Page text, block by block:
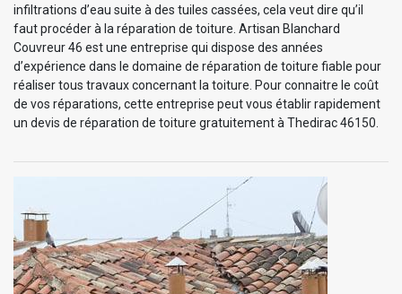
infiltrations d’eau suite à des tuiles cassées, cela veut dire qu’il
faut procéder à la réparation de toiture. Artisan Blanchard
Couvreur 46 est une entreprise qui dispose des années
d’expérience dans le domaine de réparation de toiture fiable pour
réaliser tous travaux concernant la toiture. Pour connaitre le coût
de vos réparations, cette entreprise peut vous établir rapidement
un devis de réparation de toiture gratuitement à Thedirac 46150.